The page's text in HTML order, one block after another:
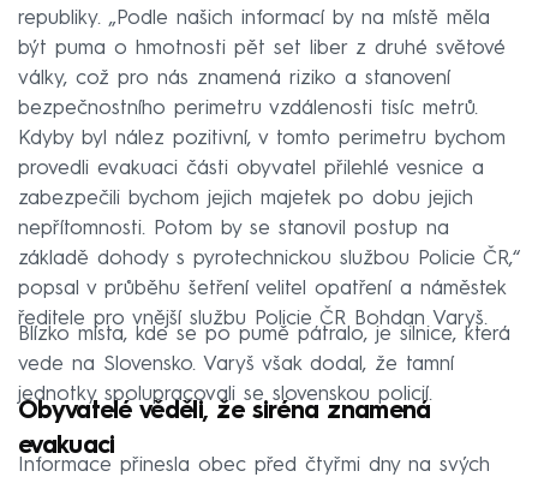
republiky. „Podle našich informací by na místě měla
být puma o hmotnosti pět set liber z druhé světové
války, což pro nás znamená riziko a stanovení
bezpečnostního perimetru vzdálenosti tisíc metrů.
Kdyby byl nález pozitivní, v tomto perimetru bychom
provedli evakuaci části obyvatel přilehlé vesnice a
zabezpečili bychom jejich majetek po dobu jejich
nepřítomnosti. Potom by se stanovil postup na
základě dohody s pyrotechnickou službou Policie ČR,“
popsal v průběhu šetření velitel opatření a náměstek
ředitele pro vnější službu Policie ČR Bohdan Varyš.
Blízko místa, kde se po pumě pátralo, je silnice, která
vede na Slovensko. Varyš však dodal, že tamní
jednotky spolupracovali se slovenskou policií.
Obyvatelé věděli, že siréna znamená
evakuaci
Informace přinesla obec před čtyřmi dny na svých